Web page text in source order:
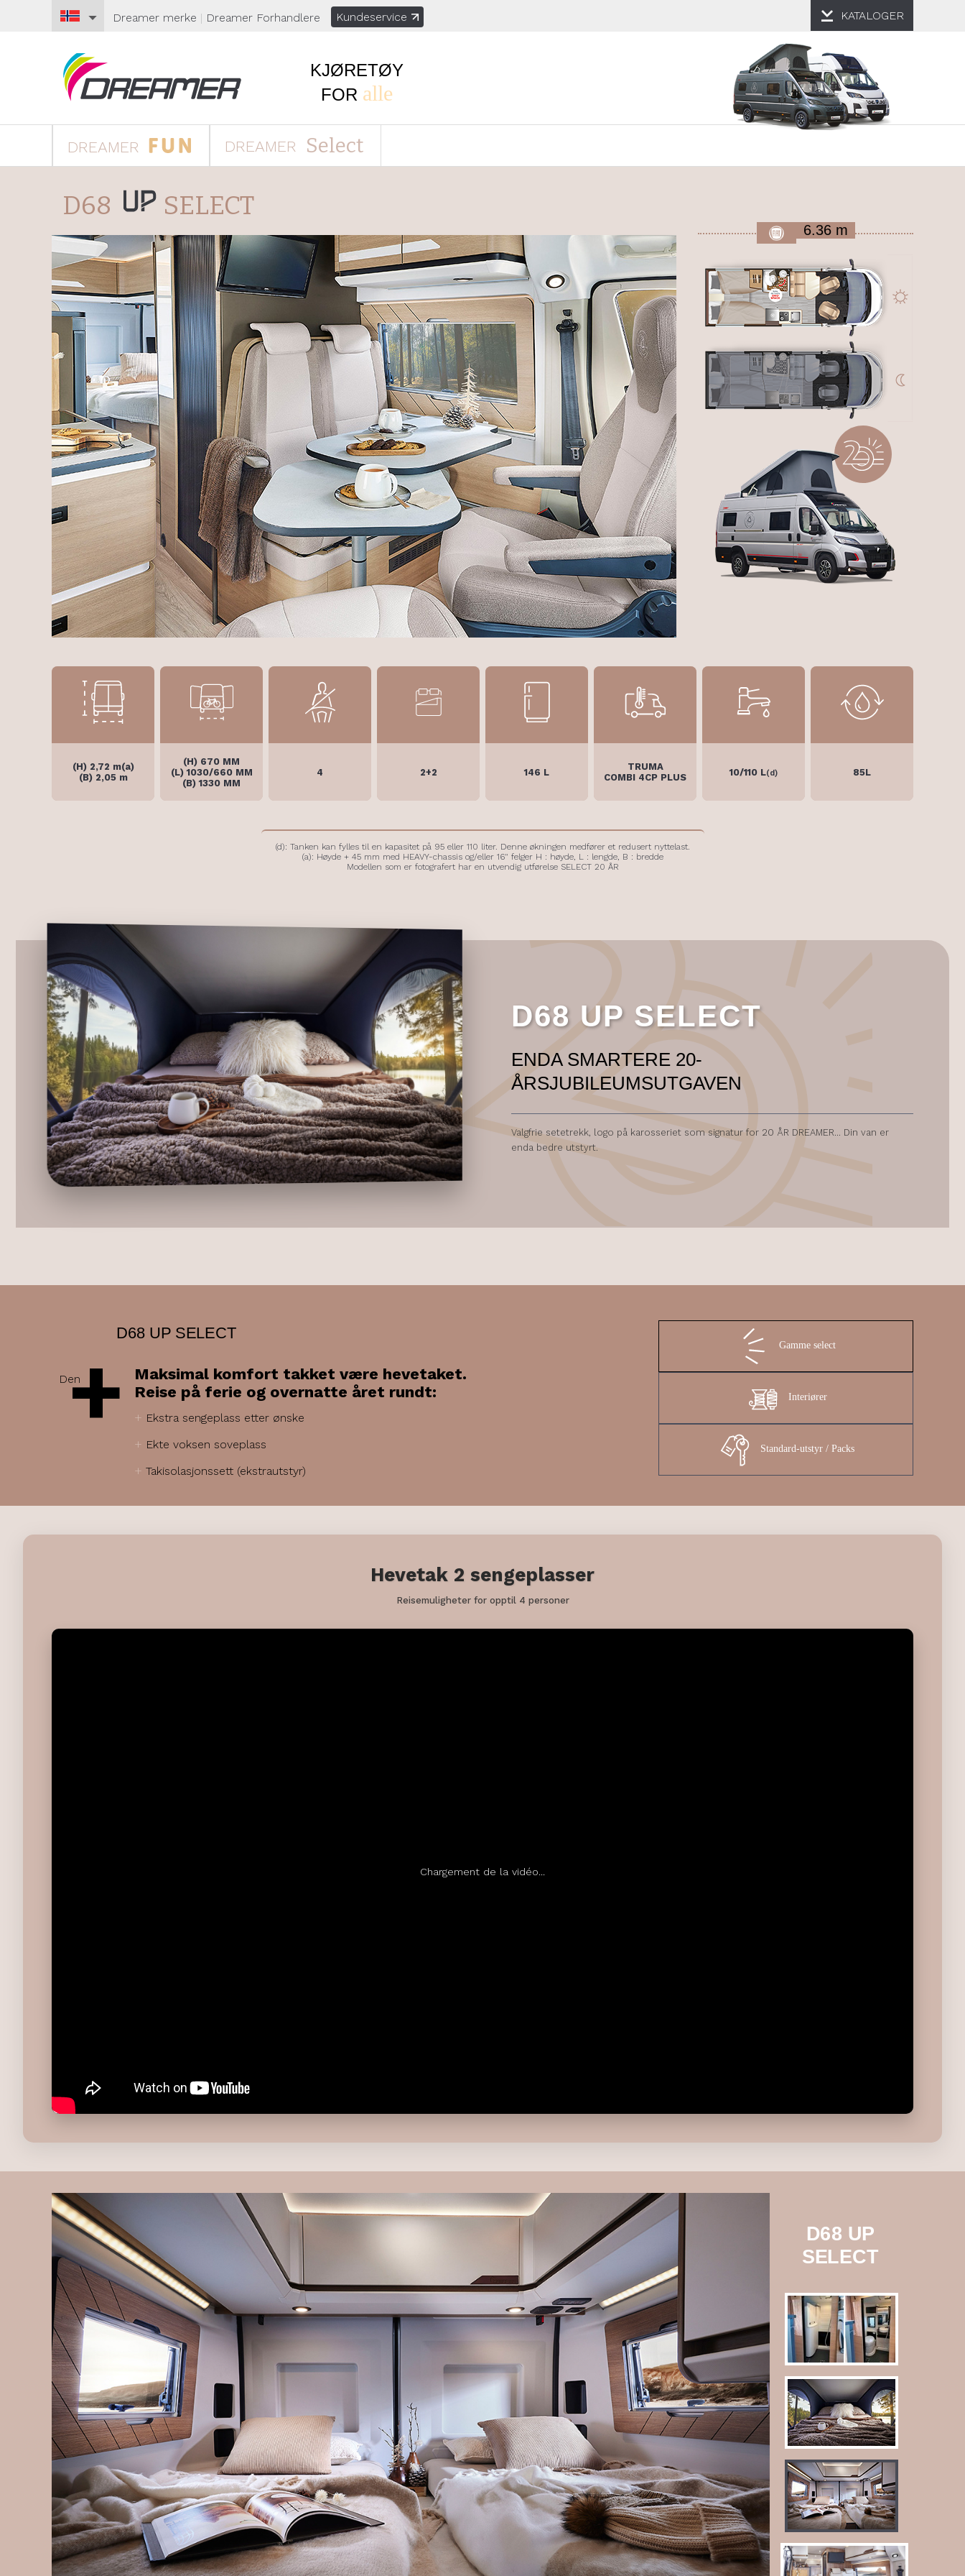
KATALOGER
Dreamer merke | Dreamer Forhandlere Kundeservice
KJØRETØY
FOR alle
DREAMER DREAMER Select
D68 SELECT
6.36 m
(H) 2,72 m(a)
(B) 2,05 m
(H) 670 MM
(L) 1030/660 MM
(B) 1330 MM
4 2+2 146 L
TRUMA
COMBI 4CP PLUS
10/110 L(d) 85L
(d): Tanken kan fylles til en kapasitet på 95 eller 110 liter. Denne økningen medfører et redusert nyttelast.
(a): Høyde + 45 mm med HEAVY-chassis og/eller 16" felger H : høyde, L : lengde, B : bredde
Modellen som er fotografert har en utvendig utførelse SELECT 20 ÅR
D68 UP SELECT
ENDA SMARTERE 20-
ÅRSJUBILEUMSUTGAVEN
Valgfrie setetrekk, logo på karosseriet som signatur for 20 ÅR DREAMER... Din van er
enda bedre utstyrt.
D68 UP SELECT
Den
+
Maksimal komfort takket være hevetaket.
Reise på ferie og overnatte året rundt:
+ Ekstra sengeplass etter ønske
+ Ekte voksen soveplass
+ Takisolasjonssett (ekstrautstyr)
Gamme select
Interiører
Standard-utstyr / Packs
Hevetak 2 sengeplasser
Reisemuligheter for opptil 4 personer
Chargement de la vidéo...
D68 UP
SELECT